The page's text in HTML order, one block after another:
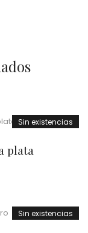
Sin existencias
plata
Sin existencias